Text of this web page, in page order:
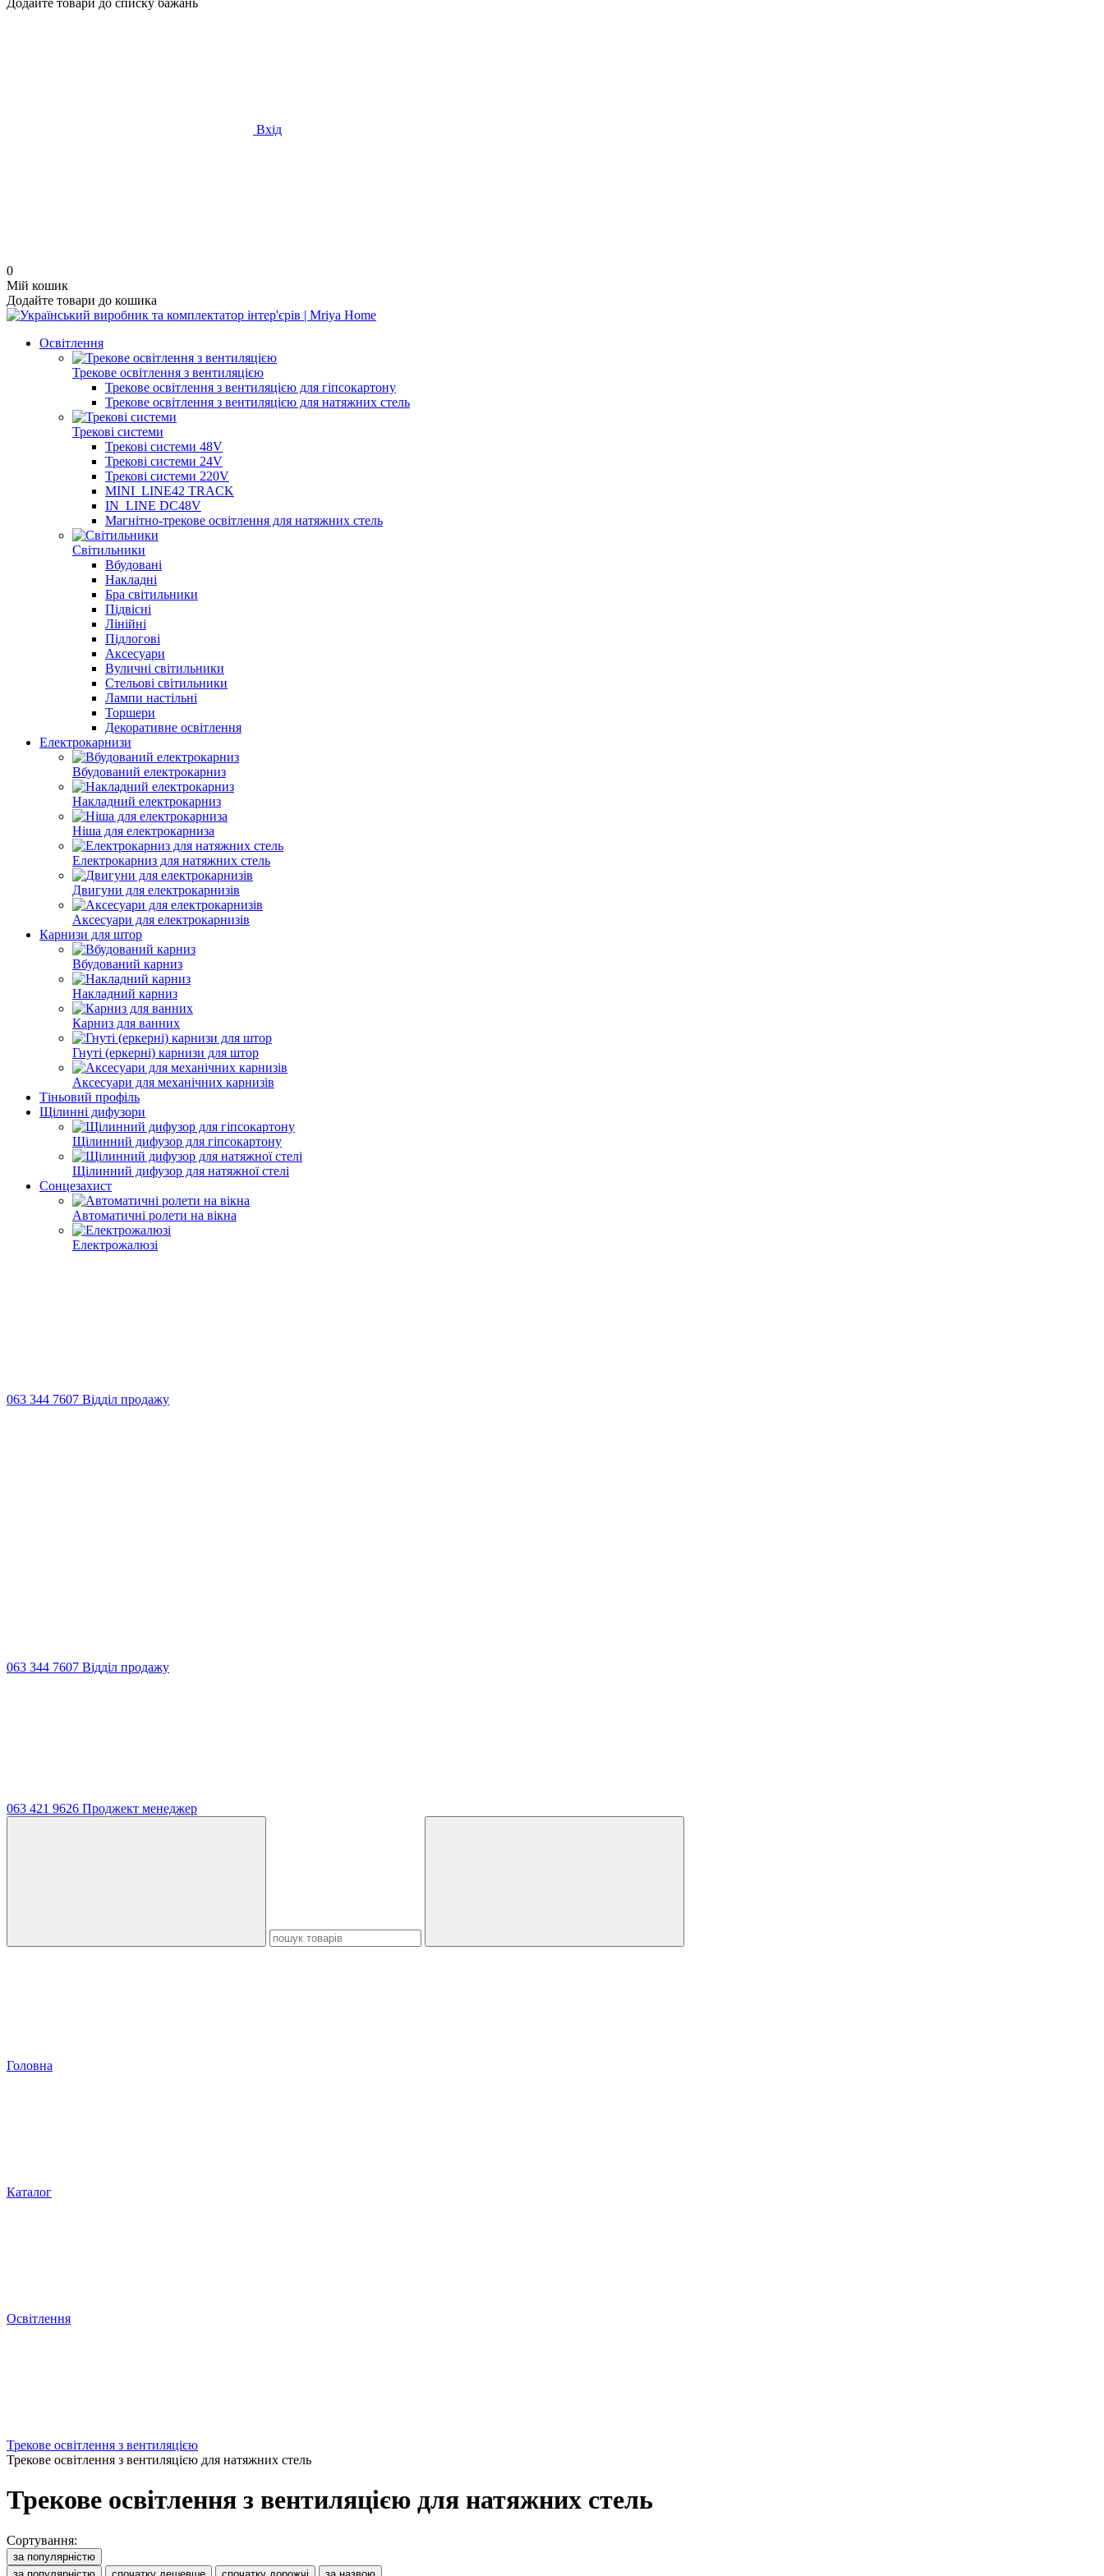
Додайте товари до списку бажань
Вхід
0
Мій кошик
Додайте товари до кошика
Освітлення
Трекове освітлення з вентиляцією
Трекове освітлення з вентиляцією для гіпсокартону
Трекове освітлення з вентиляцією для натяжних стель
Трекові системи
Трекові системи 48V
Трекові системи 24V
Трекові системи 220V
MINI_LINE42 TRACK
IN_LINE DC48V
Магнітно-трекове освітлення для натяжних стель
Світильники
Вбудовані
Накладні
Бра світильники
Підвісні
Лінійні
Підлогові
Аксесуари
Вуличні світильники
Стельові світильники
Лампи настільні
Торшери
Декоративне освітлення
Електрокарнизи
Вбудований електрокарниз
Накладний електрокарниз
Ніша для електрокарниза
Електрокарниз для натяжних стель
Двигуни для електрокарнизів
Аксесуари для електрокарнизів
Карнизи для штор
Вбудований карниз
Накладний карниз
Карниз для ванних
Гнуті (еркерні) карнизи для штор
Аксесуари для механічних карнизів
Тіньовий профіль
Щілинні дифузори
Щілинний дифузор для гіпсокартону
Щілинний дифузор для натяжної стелі
Сонцезахист
Автоматичні ролети на вікна
Електрожалюзі
063 344 7607 Відділ продажу
063 344 7607 Відділ продажу
063 421 9626 Проджект менеджер
Головна
Каталог
Освітлення
Трекове освітлення з вентиляцією
Трекове освітлення з вентиляцією для натяжних стель
Трекове освітлення з вентиляцією для натяжних стель
Сортування:
за популярністю